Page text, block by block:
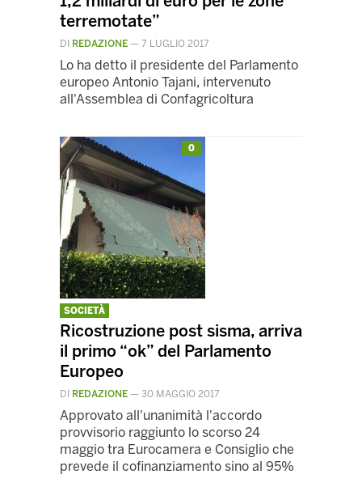
terremotate”
DI REDAZIONE — 7 LUGLIO 2017
Lo ha detto il presidente del Parlamento
europeo Antonio Tajani, intervenuto
all'Assemblea di Confagricoltura
0
SOCIETÀ
Ricostruzione post sisma, arriva
il primo “ok” del Parlamento
Europeo
DI REDAZIONE — 30 MAGGIO 2017
Approvato all'unanimità l'accordo
provvisorio raggiunto lo scorso 24
maggio tra Eurocamera e Consiglio che
prevede il cofinanziamento sino al 95%